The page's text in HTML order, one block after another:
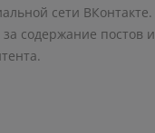
сети ВКонтакте.
за содержание постов